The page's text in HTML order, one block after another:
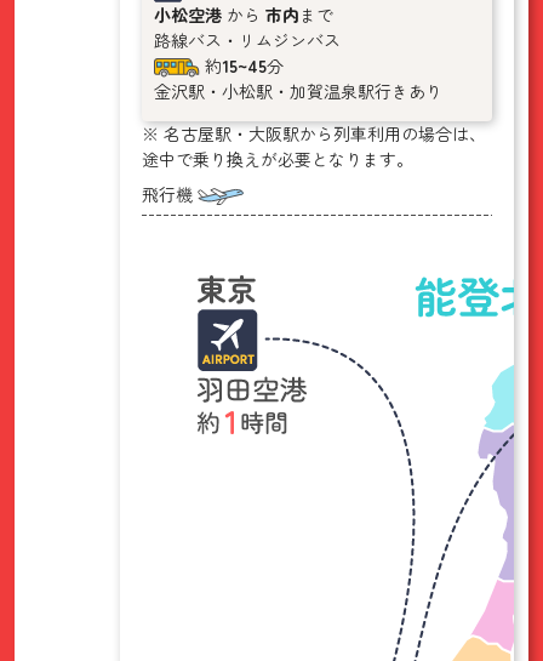
小松空港 から 市内 まで
路線バス・リムジンバス
約15~45分
金沢駅・小松駅・加賀温泉駅行きあり
※ 名古屋駅・大阪駅から列車利用の場合は、
途中で乗り換えが必要となります。
飛行機